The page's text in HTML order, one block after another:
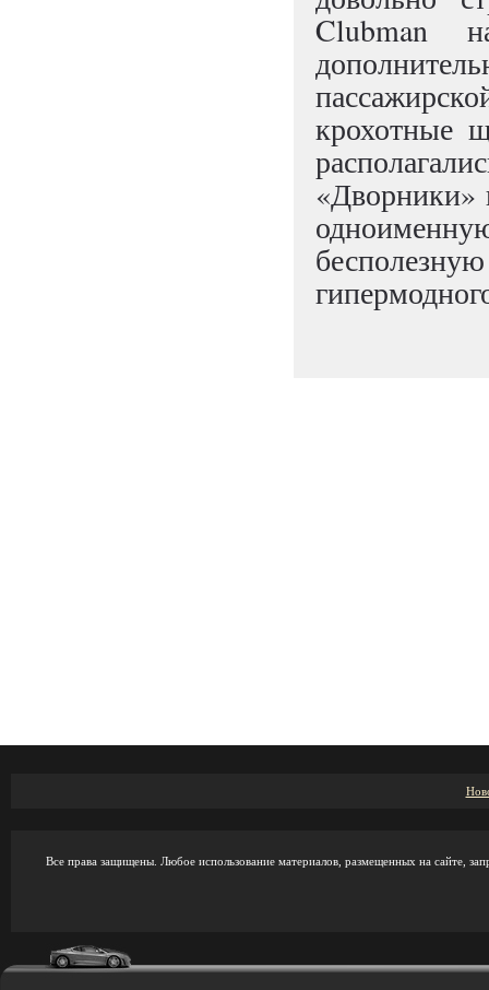
Clubman
крохотные
«Дворники»
Все права защищены. Любое использование материалов, размещенных на сайте,